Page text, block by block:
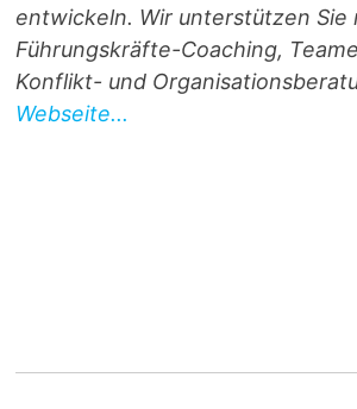
entwickeln. Wir unterstützen Sie
Führungskräfte-Coaching,
Konflikt- und
Webseite...